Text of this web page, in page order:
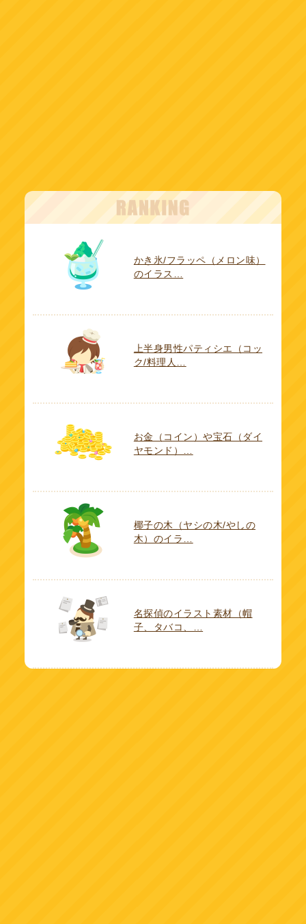
かき氷/フラッペ（メロン味）
のイラス…
上半身男性パティシエ（コッ
ク/料理人…
お金（コイン）や宝石（ダイ
ヤモンド）…
椰子の木（ヤシの木/やしの
木）のイラ…
名探偵のイラスト素材（帽
子、タバコ、…